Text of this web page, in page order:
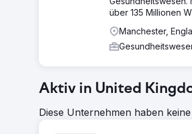
über 135 Millionen
Manchester,
Aktiv in United
Diese Unternehmen haben